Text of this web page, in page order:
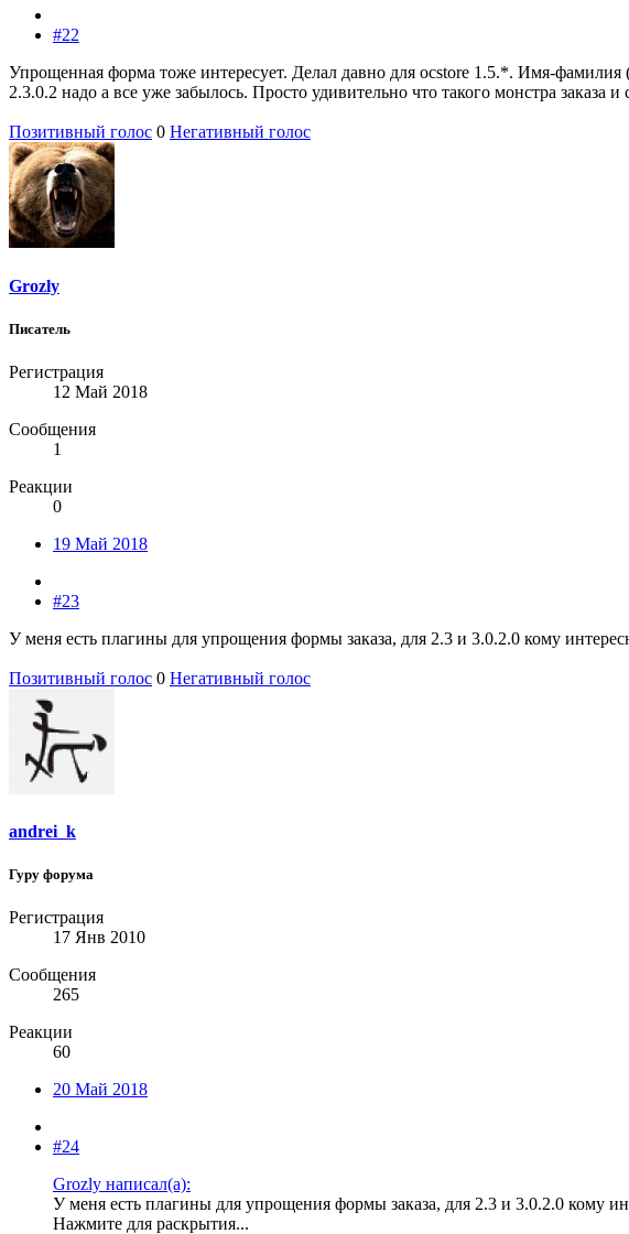
#22
Упрощенная форма тоже интересует. Делал давно для ocstore 1.5.*. Имя-
2.3.0.2 надо а все уже забылось. Просто удивительно что такого монстра заказа
Позитивный голос 0 Негативный голос
Grozly
Писатель
Регистрация
12 Май 2018
Сообщения
1
Реакции
0
19 Май 2018
#23
У меня есть плагины для упрощения формы заказа, для 2.3 и 3.0.2.0 кому
Позитивный голос 0 Негативный голос
andrei_k
Гуру форума
Регистрация
17 Янв 2010
Сообщения
265
Реакции
60
20 Май 2018
#24
Grozly написал(а):
У меня есть плагины для упрощения формы заказа, для 2.3 и 3.0.2.0 кому
Нажмите для раскрытия...